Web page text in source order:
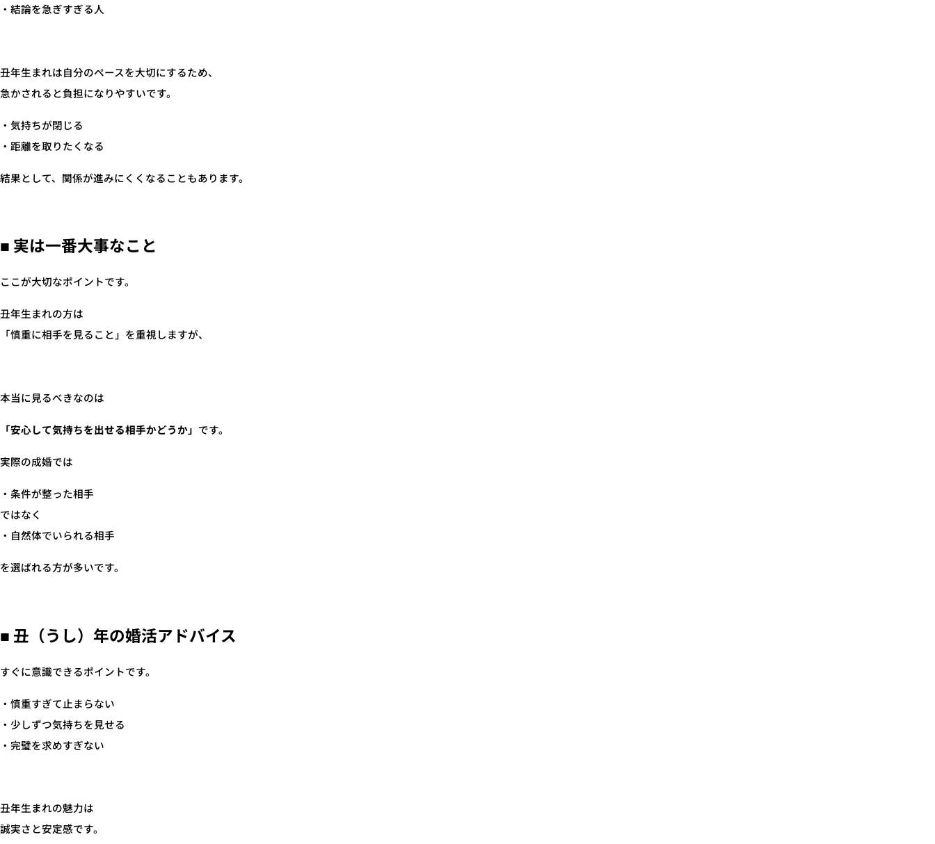
・結論を急ぎすぎる人
丑年生まれは自分のペースを大切にするため、
急かされると負担になりやすいです。
・気持ちが閉じる
・距離を取りたくなる
結果として、関係が進みにくくなることもあります。
■ 実は一番大事なこと
ここが大切なポイントです。
丑年生まれの方は
「慎重に相手を見ること」を重視しますが、
本当に見るべきなのは
「安心して気持ちを出せる相手かどうか」 です。
実際の成婚では
・条件が整った相手
ではなく
・自然体でいられる相手
を選ばれる方が多いです。
■ 丑（うし）年の婚活アドバイス
すぐに意識できるポイントです。
・慎重すぎて止まらない
・少しずつ気持ちを見せる
・完璧を求めすぎない
丑年生まれの魅力は
誠実さと安定感です。